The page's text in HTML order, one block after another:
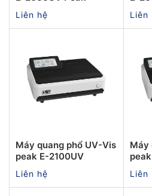
Liên hệ Liên
Máy quang phổ UV-Vis
peak E-2100UV
Liên hệ
Máy
Liên